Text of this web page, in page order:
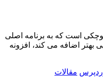
که به برنامه اصلی
می کند، افزونه
مقالات